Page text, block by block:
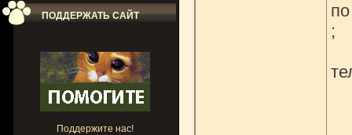
ПОДДЕРЖАТЬ САЙТ
Поддержите нас!
;